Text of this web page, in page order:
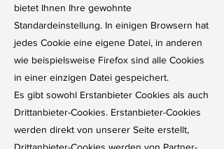
bietet Ihnen Ihre gewohnte
Standardeinstellung. In einigen Browsern hat
jedes Cookie eine eigene Datei, in anderen
wie beispielsweise Firefox sind alle Cookies
in einer einzigen Datei gespeichert.
Es gibt sowohl Erstanbieter Cookies als auch
Drittanbieter-Cookies. Erstanbieter-Cookies
werden direkt von unserer Seite erstellt,